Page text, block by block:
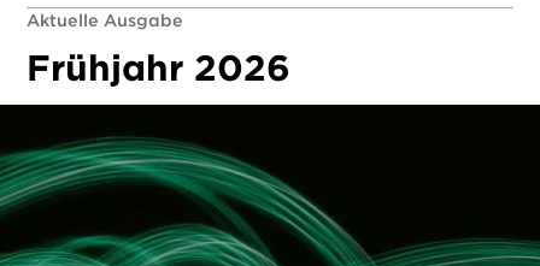
Aktuelle Ausgabe
Frühjahr 2026